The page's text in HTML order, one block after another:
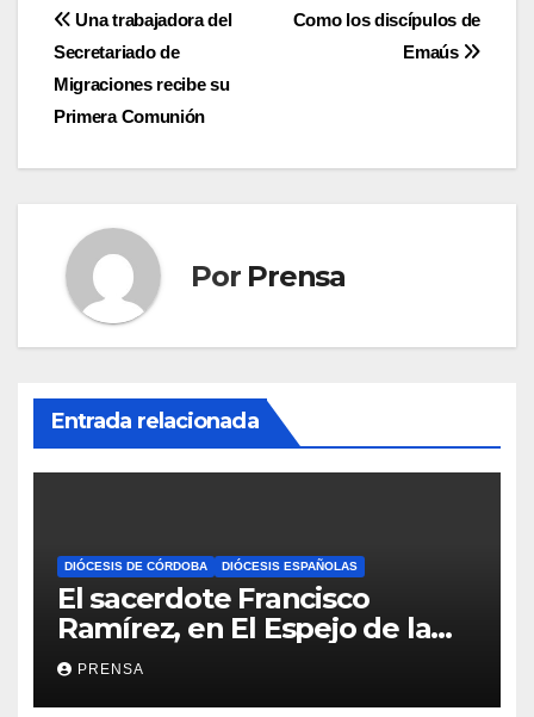
Navegación
de
entradas
Como los discípulos de
Emaús
Una trabajadora del
Secretariado de
Migraciones recibe su
Primera Comunión
Por Prensa
Entrada relacionada
DIÓCESIS DE CÓRDOBA DIÓCESIS ESPAÑOLAS
El sacerdote Francisco
Ramírez, en El Espejo de la
Iglesia
PRENSA